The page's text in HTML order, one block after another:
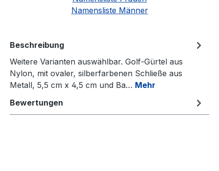
Namensliste Männer
Beschreibung
Weitere Varianten auswählbar. Golf-Gürtel aus
Nylon, mit ovaler, silberfarbenen Schließe aus
Metall, 5,5 cm x 4,5 cm und Ba… Mehr
Bewertungen